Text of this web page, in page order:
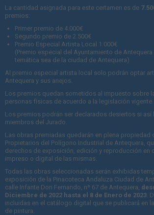
La cantidad asignada para este certamen es de
premios:
Primer premio de 4.000€
Segundo premio de 2.500€
Premio Especial Artista Local 1.000€
(Premio especial del Ayuntamiento de Antequera
temática sea de la ciudad de Antequera)
Al premio especial artista local solo podrán optar
Antequera y sus anejos.
Los premios quedan sometidos al impuesto sobre
personas físicas de acuerdo a la legislación vigente.
Los premios podrán ser declarados desiertos si así
miembros del Jurado.
Las obras premiadas quedarán en plena propiedad
Propietarios del Polígono Industrial de Antequera,
derechos de exposición, edición y reproducción en
impreso o digital de las mismas.
Todas las obras seleccionadas serán exhibidas
exposición de la Pinacoteca Andaluza Ciudad de
calle Infante Don Fernando, nº 67 de Antequera,
Diciembre de 2022 hasta el 8 de Enero de 2023.
incluidas en el catálogo digital que se publicará en
de pintura.